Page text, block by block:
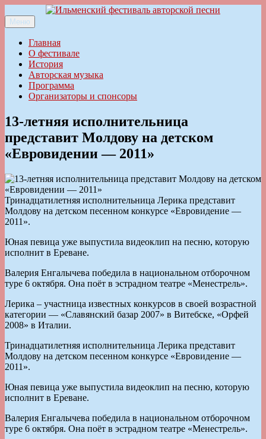
к
содержимому
Ильменский фестиваль авторской песни
Меню
Главная
О фестивале
История
Авторская музыка
Программа
Организаторы и спонсоры
13-летняя исполнительница
представит Молдову на детском
«Евровидении — 2011»
Тринадцатилетняя исполнительница Лерика представит
Молдову на детском песенном конкурсе «Евровидение —
2011».
Юная певица уже выпустила видеоклип на песню, которую
исполнит в Ереване.
Валерия Енгалычева победила в национальном отборочном
туре 6 октября. Она поёт в эстрадном театре «Менестрель».
Лерика – участница известных конкурсов в своей возрастной
категории — «Славянский базар 2007» в Витебске, «Орфей
2008» в Италии.
Тринадцатилетняя исполнительница Лерика представит
Молдову на детском песенном конкурсе «Евровидение —
2011».
Юная певица уже выпустила видеоклип на песню, которую
исполнит в Ереване.
Валерия Енгалычева победила в национальном отборочном
туре 6 октября. Она поёт в эстрадном театре «Менестрель».